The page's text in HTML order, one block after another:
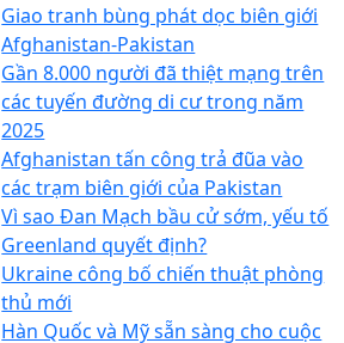
Giao tranh bùng phát dọc biên giới
Afghanistan-Pakistan
Gần 8.000 người đã thiệt mạng trên
các tuyến đường di cư trong năm
2025
Afghanistan tấn công trả đũa vào
các trạm biên giới của Pakistan
Vì sao Đan Mạch bầu cử sớm, yếu tố
Greenland quyết định?
Ukraine công bố chiến thuật phòng
thủ mới
Hàn Quốc và Mỹ sẵn sàng cho cuộc